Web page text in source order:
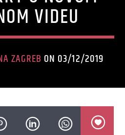
VIDEU
ZAGREB ON 03/12/2019